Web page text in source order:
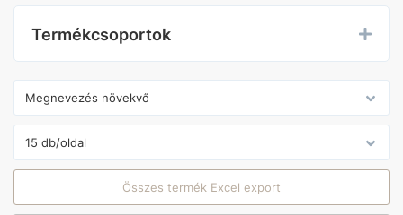
Termékcsoportok
Összes termék Excel export